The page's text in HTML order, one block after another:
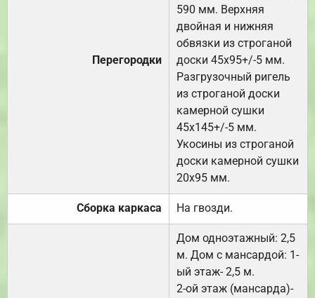
Перегородки
590 мм. Верхняя
двойная и нижняя
обвязки из строганой
доски 45х95+/-5 мм.
Разгрузочный ригель
из строганой доски
камерной сушки
45х145+/-5 мм.
Укосины из строганой
доски камерной сушки
20х95 мм.
Сборка каркаса На гвозди.
Дом одноэтажный: 2,5
м. Дом с мансардой: 1-
ый этаж- 2,5 м.
2-ой этаж (мансарда)-